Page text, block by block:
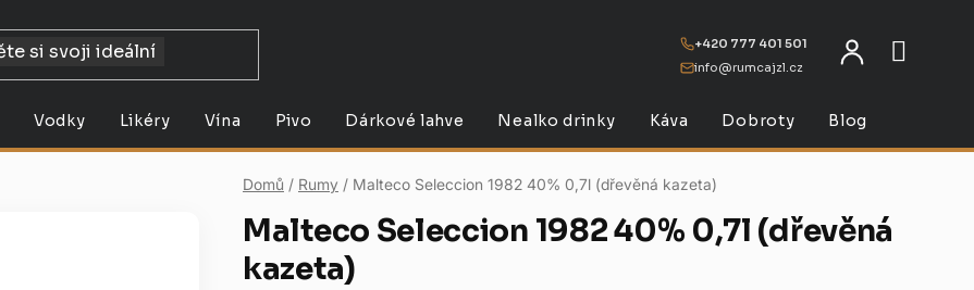
+420 777 401 501
info@rumcajzl.cz
Vodky Likéry Vína Pivo Dárkové lahve Nealko drinky Káva Dobroty Blog
Domů / Rumy / Malteco Seleccion 1982 40% 0,7l (dřevěná kazeta)
Malteco Seleccion 1982 40% 0,7l (dřevěná
kazeta)